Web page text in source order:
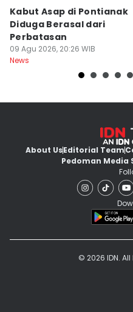
Kabut Asap di Pontianak
Diduga Berasal dari
Perbatasan
09 Agu 2026, 20:26 WIB
News
About UsEditorial Team
Pedoman Media
© 2026 IDN.